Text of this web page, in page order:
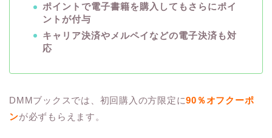
ポイントで電子書籍を購入してもさらにポイ
ントが付与
キャリア決済やメルペイなどの電子決済も対
応
DMMブックスでは、初回購入の方限定に90％オフクーポ
ンが必ずもらえます。